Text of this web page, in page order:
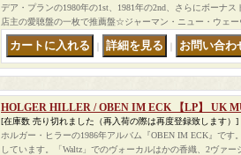
デア・プランの1980年の1st、1981年の2nd、さらにボーナ
店主の愛聴盤の一枚で推薦盤☆ジャーマン・ニュー・ウェ
HOLGER HILLER / OBEN IM ECK 【LP】 UK
[在庫数 売り切れました（再入荷の際は再度登録致します）]
ホルガー・ヒラーの1986年アルバム『OBEN IM ECK』で
しています。「Waltz」でのヴォーカルはかの香織、2ヴァー